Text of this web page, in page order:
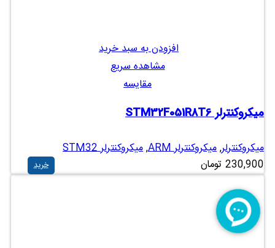
افزودن به سبد خرید
مشاهده سریع
مقایسه
میکروکنترلر STM32F051R8T6
میکروکنترلر,میکروکنترلر ARM ,میکروکنترلر STM32
230,900 تومان خرید